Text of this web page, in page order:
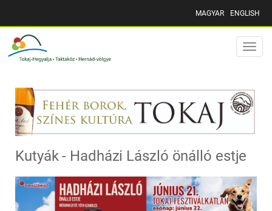
MAGYAR ENGLISH
Toggle
Kutyák - Hadházi László önálló estje